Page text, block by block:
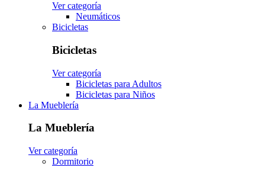
Ver categoría
Neumáticos
Bicicletas
Bicicletas
Ver categoría
Bicicletas para Adultos
Bicicletas para Niños
La Mueblería
La Mueblería
Ver categoría
Dormitorio